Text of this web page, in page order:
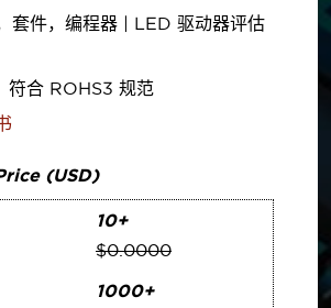
套件，编程器 | LED 驱动器评估
符合 ROHS3 规范
(USD)
10+
$0.0000
1000+